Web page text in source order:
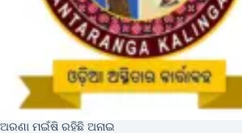
ଅରଣା ମଇଁଷି ରହିଛି ଅନାଇ